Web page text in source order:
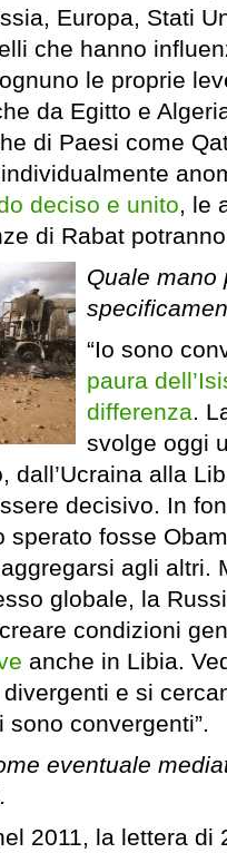
Europa, Stati
che hanno
le proprie
da Egitto e
di Paesi come
deciso e unito, le
di Rabat
Quale mano
“Io sono
paura
differenza.
svolge oggi
dall’Ucraina alla
decisivo. In
sperato fosse
agli altri.
globale, la
condizioni
anche in Libia.
e si
convergenti”.
eventuale
2011, la lettera di